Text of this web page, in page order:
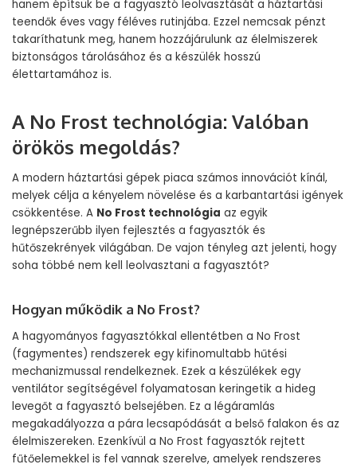
hanem építsük be a fagyasztó leolvasztását a háztartási
teendők éves vagy féléves rutinjába. Ezzel nemcsak pénzt
takaríthatunk meg, hanem hozzájárulunk az élelmiszerek
biztonságos tárolásához és a készülék hosszú
élettartamához is.
A No Frost technológia: Valóban
örökös megoldás?
A modern háztartási gépek piaca számos innovációt kínál,
melyek célja a kényelem növelése és a karbantartási igények
csökkentése. A No Frost technológia az egyik
legnépszerűbb ilyen fejlesztés a fagyasztók és
hűtőszekrények világában. De vajon tényleg azt jelenti, hogy
soha többé nem kell leolvasztani a fagyasztót?
Hogyan működik a No Frost?
A hagyományos fagyasztókkal ellentétben a No Frost
(fagymentes) rendszerek egy kifinomultabb hűtési
mechanizmussal rendelkeznek. Ezek a készülékek egy
ventilátor segítségével folyamatosan keringetik a hideg
levegőt a fagyasztó belsejében. Ez a légáramlás
megakadályozza a pára lecsapódását a belső falakon és az
élelmiszereken. Ezenkívül a No Frost fagyasztók rejtett
fűtőelemekkel is fel vannak szerelve, amelyek rendszeres